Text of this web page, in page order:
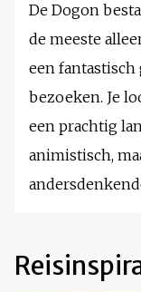
De Dogon
de meeste
een fantastisch
bezoeken. Je
een prachtig
animistisch,